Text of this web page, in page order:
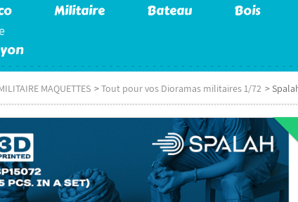
Militaire Bateau Bois
MAQUETTES >Tout pour vos Dioramas militaires 1/72 >